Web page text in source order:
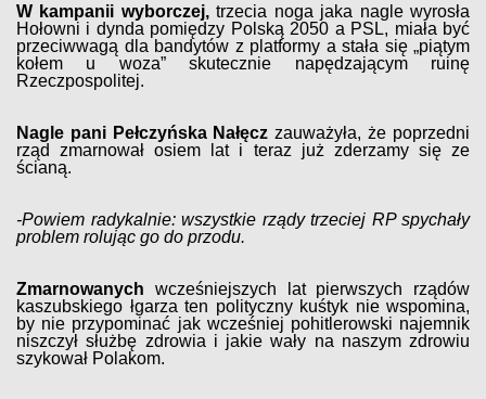
W kampanii wyborczej,trzecia noga jaka nagle wyrosła
Hołowni i dynda pomiędzy Polską 2050 a PSL, miała być
przeciwwagą dla bandytów z platformy a stała się „piątym
kołem u woza” skutecznie napędzającym ruinę
Rzeczpospolitej.
Nagle pani Pełczyńska Nałęcz zauważyła, że poprzedni
rząd zmarnował osiem lat i teraz już zderzamy się ze
ścianą.
-Powiem radykalnie: wszystkie rządy trzeciej RP spychały
problem rolując go do przodu.
Zmarnowanych wcześniejszych lat pierwszych rządów
kaszubskiego łgarza ten polityczny kuśtyk nie wspomina,
by nie przypominać jak wcześniej pohitlerowski najemnik
niszczył służbę zdrowia i jakie wały na naszym zdrowiu
szykował Polakom.